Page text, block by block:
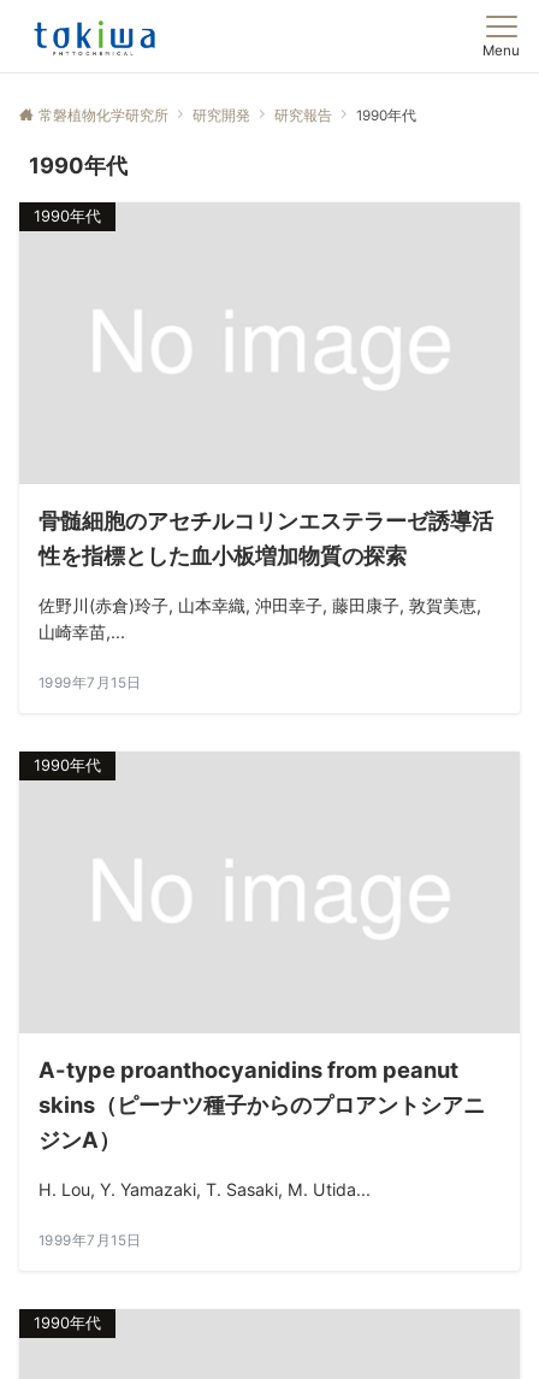
Menu
常磐植物化学研究所 研究開発 研究報告 1990年代
1990年代
1990年代
骨髄細胞のアセチルコリンエステラーゼ誘導活
性を指標とした血小板増加物質の探索
佐野川(赤倉)玲子, 山本幸織, 沖田幸子, 藤田康子, 敦賀美恵,
山崎幸苗,...
1999年7月15日
1990年代
A-type proanthocyanidins from peanut
skins（ピーナツ種子からのプロアントシアニ
ジンA）
H. Lou, Y. Yamazaki, T. Sasaki, M. Utida...
1999年7月15日
1990年代